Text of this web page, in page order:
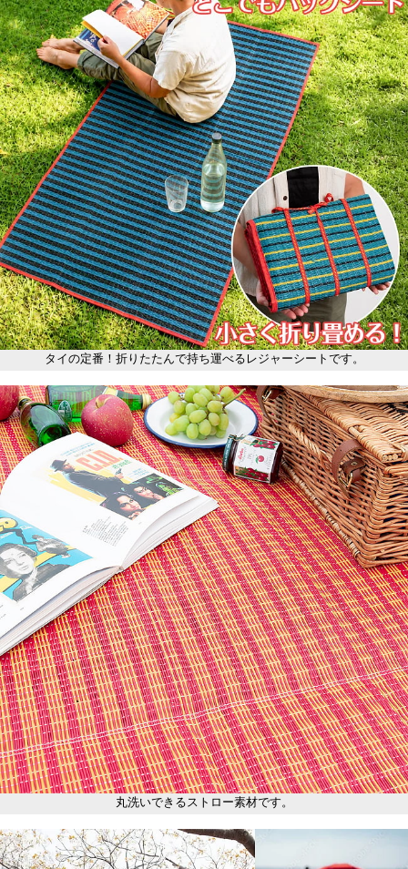
タイの定番！折りたたんで持ち運べるレジャーシートです。
丸洗いできるストロー素材です。